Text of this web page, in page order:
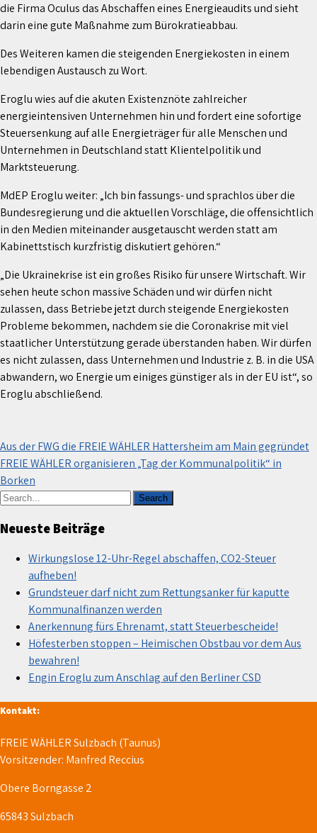
die Firma Oculus das Abschaffen eines Energieaudits und sieht
darin eine gute Maßnahme zum Bürokratieabbau.
Des Weiteren kamen die steigenden Energiekosten in einem
lebendigen Austausch zu Wort.
Eroglu wies auf die akuten Existenznöte zahlreicher
energieintensiven Unternehmen hin und fordert eine sofortige
Steuersenkung auf alle Energieträger für alle Menschen und
Unternehmen in Deutschland statt Klientelpolitik und
Marktsteuerung.
MdEP Eroglu weiter: „Ich bin fassungs- und sprachlos über die
Bundesregierung und die aktuellen Vorschläge, die offensichtlich
in den Medien miteinander ausgetauscht werden statt am
Kabinettstisch kurzfristig diskutiert gehören.“
„Die Ukrainekrise ist ein großes Risiko für unsere Wirtschaft. Wir
sehen heute schon massive Schäden und wir dürfen nicht
zulassen, dass Betriebe jetzt durch steigende Energiekosten
Probleme bekommen, nachdem sie die Coronakrise mit viel
staatlicher Unterstützung gerade überstanden haben. Wir dürfen
es nicht zulassen, dass Unternehmen und Industrie z. B. in die USA
abwandern, wo Energie um einiges günstiger als in der EU ist“, so
Eroglu abschließend.
Beitragsnavigation
Aus der FWG die FREIE WÄHLER Hattersheim am Main gegründet
FREIE WÄHLER organisieren „Tag der Kommunalpolitik“ in
Borken
Neueste Beiträge
Wirkungslose 12-Uhr-Regel abschaffen, CO2-Steuer
aufheben!
Grundsteuer darf nicht zum Rettungsanker für kaputte
Kommunalfinanzen werden
Anerkennung fürs Ehrenamt, statt Steuerbescheide!
Höfesterben stoppen – Heimischen Obstbau vor dem Aus
bewahren!
Engin Eroglu zum Anschlag auf den Berliner CSD
Kontakt:
FREIE WÄHLER Sulzbach (Taunus)
Vorsitzender: Manfred Reccius
Obere Borngasse 2
65843 Sulzbach